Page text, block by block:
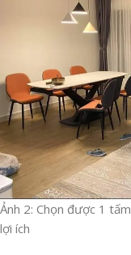
Ảnh 2: Chọn được 1
lợi ích